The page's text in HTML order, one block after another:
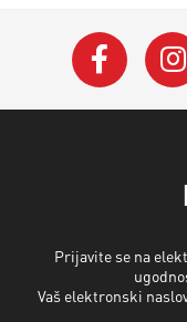
Prijavite se na
Vaš elektronski